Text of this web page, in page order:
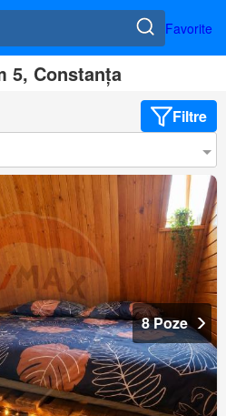
Favorite
5, Constanța
Filtre
8 Poze